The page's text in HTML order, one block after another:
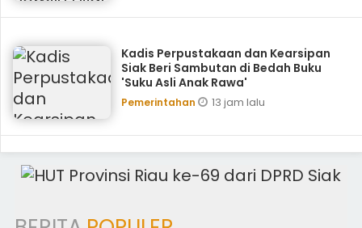
Kadis Perpustakaan dan Kearsipan
Siak Beri Sambutan di Bedah Buku
'Suku Asli Anak Rawa'
Pemerintahan 13 jam lalu